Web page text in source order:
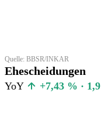
Quelle: BBSR/INKAR
Ehescheidungen
YoY +7,43 % · 1,9